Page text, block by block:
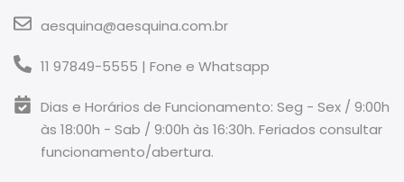
aesquina@aesquina.com.br
11 97849-5555 | Fone e Whatsapp
Dias e Horários de Funcionamento: Seg - Sex / 9:00h
às 18:00h - Sab / 9:00h às 16:30h. Feriados consultar
funcionamento/abertura.